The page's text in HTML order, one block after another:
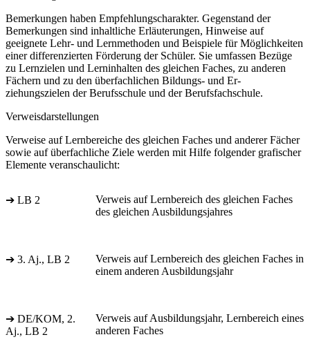
Bemerkungen haben Empfehlungscharakter. Gegenstand der
Bemerkungen sind inhaltliche Erläuterungen, Hinweise auf
geeignete Lehr- und Lernmethoden und Beispiele für Möglichkeiten
einer differenzierten Förderung der Schüler. Sie umfassen Bezüge
zu Lernzielen und Lerninhalten des gleichen Faches, zu anderen
Fächern und zu den überfachlichen Bildungs- und Er-
ziehungszielen der Berufsschule und der Berufsfachschule.
Verweisdarstellungen
Verweise auf Lernbereiche des gleichen Faches und anderer Fächer
sowie auf überfachliche Ziele werden mit Hilfe folgender grafischer
Elemente veranschaulicht:
➔ LB 2
Verweis auf Lernbereich des gleichen Faches
des gleichen Ausbildungsjahres
➔ 3. Aj., LB 2
Verweis auf Lernbereich des gleichen Faches in
einem anderen Ausbildungsjahr
➔ DE/KOM, 2.
Aj., LB 2
Verweis auf Ausbildungsjahr, Lernbereich eines
anderen Faches